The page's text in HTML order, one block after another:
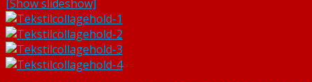
[Show slideshow]